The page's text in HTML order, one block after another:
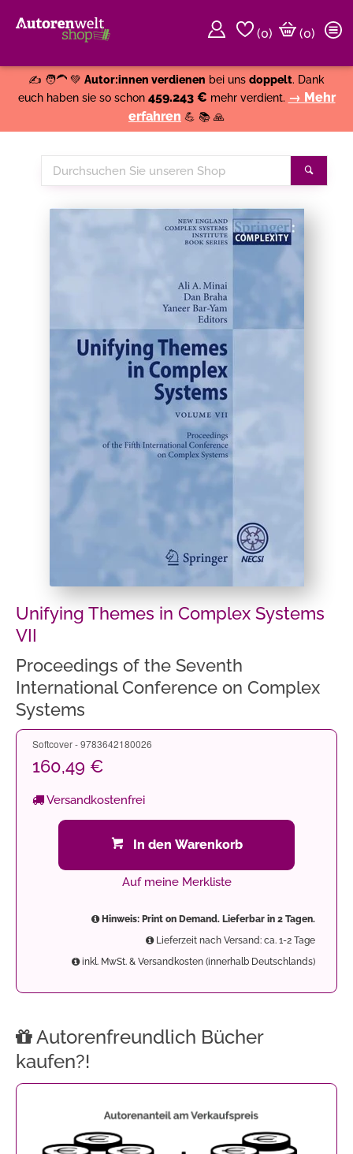
(0)
(0)
✍️ 🧑‍🦱 💚 Autor:innen verdienen bei uns doppelt. Dank
euch haben sie so schon 459.243 € mehr verdient. → Mehr
erfahren 💪 📚 🙏
Durchsuchen
Sie
Unifying Themes in Complex Systems
VII
Proceedings of the Seventh
International Conference on Complex
Systems
Softcover - 9783642180026
160,49 €
Versandkostenfrei
In den Warenkorb
Auf meine Merkliste
Hinweis: Print on Demand. Lieferbar in 2 Tagen.
Lieferzeit nach Versand: ca. 1-2 Tage
inkl. MwSt. & Versandkosten (innerhalb Deutschlands)
Autorenfreundlich Bücher
kaufen?!